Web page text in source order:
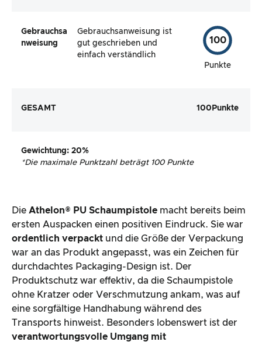
Gebrauchsa
nweisung
Gebrauchsanweisung ist
gut geschrieben und
einfach verständlich
100
Punkte
GESAMT 100 Punkte
Gewichtung: 20%
*Die maximale Punktzahl beträgt 100 Punkte
Die Athelon® PU Schaumpistole macht bereits beim
ersten Auspacken einen positiven Eindruck. Sie war
ordentlich verpackt und die Größe der Verpackung
war an das Produkt angepasst, was ein Zeichen für
durchdachtes Packaging-Design ist. Der
Produktschutz war effektiv, da die Schaumpistole
ohne Kratzer oder Verschmutzung ankam, was auf
eine sorgfältige Handhabung während des
Transports hinweist. Besonders lobenswert ist der
verantwortungsvolle Umgang mit